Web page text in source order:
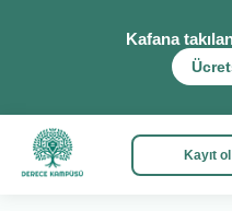
Kafana
Kayıt ol